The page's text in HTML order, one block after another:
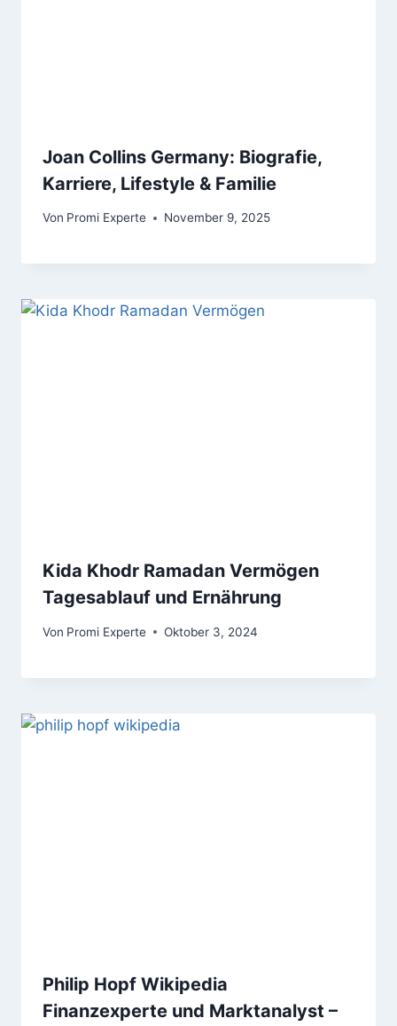
Joan Collins Germany: Biografie,
Karriere, Lifestyle & Familie
Von Promi Experte November 9, 2025
Kida Khodr Ramadan Vermögen
Tagesablauf und Ernährung
Von Promi Experte Oktober 3, 2024
Philip Hopf Wikipedia
Finanzexperte und Marktanalyst –